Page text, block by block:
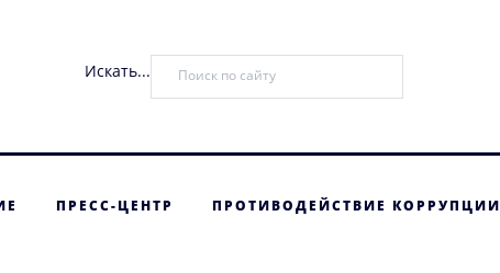
Искать...
ПРЕСС-ЦЕНТР ПРОТИВОДЕЙСТВИЕ КОРРУПЦИИ